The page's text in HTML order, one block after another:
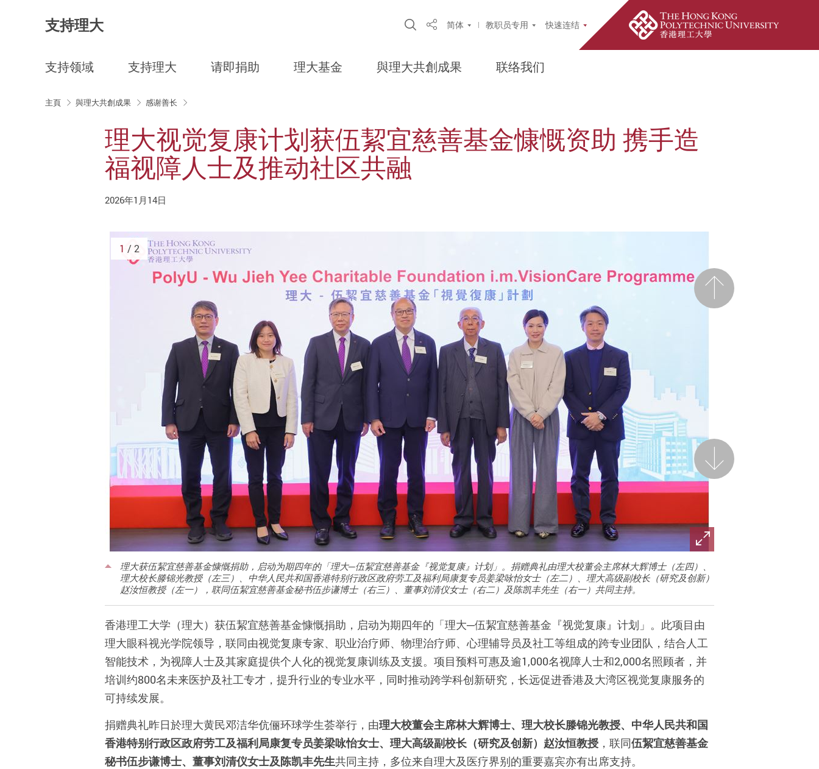
支持理大 Open Site Search Popup
Share简体 教职员专用 快速连结
支持领域 支持理大 请即捐助 理大基金 與理大共創成果 联络我们
主頁 與理大共創成果 感谢善长
理大视觉复康计划获伍絜宜慈善基金慷慨资助 携手造
福视障人士及推动社区共融
2026年1月14日
前一页
理大获伍絜宜慈善基金慷慨捐助，启动为期四年的「理大─伍絜宜慈善基金『视觉复康』计划」。捐赠典礼由理大校董会主席林大辉博士（左四）、
理大校长滕锦光教授（左三）、中华人民共和国香港特别行政区政府劳工及福利局康复专员姜梁咏怡女士（左二）、理大高级副校长（研究及创新）
赵汝恒教授（左一），联同伍絜宜慈善基金秘书伍步谦博士（右三）、董事刘清仪女士（右二）及陈凯丰先生（右一）共同主持。
后一页
1 / 2
香港理工大学（理大）获伍絜宜慈善基金慷慨捐助，启动为期四年的「理大─伍絜宜慈善基金『视觉复康』计划」。此项目由
理大眼科视光学院领导，联同由视觉复康专家、职业治疗师、物理治疗师、心理辅导员及社工等组成的跨专业团队，结合人工
智能技术，为视障人士及其家庭提供个人化的视觉复康训练及支援。项目预料可惠及逾1,000名视障人士和2,000名照顾者，并
培训约800名未来医护及社工专才，提升行业的专业水平，同时推动跨学科创新研究，长远促进香港及大湾区视觉复康服务的
可持续发展。
捐赠典礼昨日於理大黄民邓洁华伉俪环球学生荟举行，由理大校董会主席林大辉博士、理大校长滕锦光教授、中华人民共和国
香港特别行政区政府劳工及福利局康复专员姜梁咏怡女士、理大高级副校长（研究及创新）赵汝恒教授 ，联同伍絜宜慈善基金
秘书伍步谦博士、董事刘清仪女士及陈凯丰先生共同主持，多位来自理大及医疗界别的重要嘉宾亦有出席支持。